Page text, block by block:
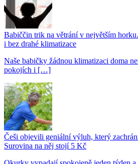
Babiččin trik na větrání v největším
i bez drahé klimatizace
Naše babičky žádnou klimatizaci doma
pokojích i […]
Češi objevili geniální výluh, který
Surovina na něj stojí 5 Kč